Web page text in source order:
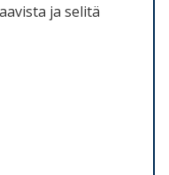
ja selitä